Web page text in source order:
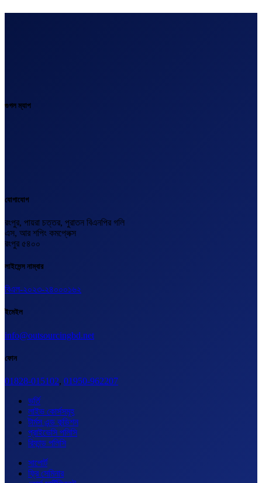
গুগল ম্যাপ
যোগাযোগ
রংপুর, পায়রা চত্তর, পুরাতন বিএনপির গলি
এস, আর শপিং কমপ্লেক্স
রংপুর ৫৪০০
লাইসেন্স নাম্বার
বিএল-২০২৩-২৪০০০১৬২
ইমেইল
info@outsourcingbd.net
ফোন
01828-015102, 01950-962207
ভর্তি
লাইভ কোর্সসমূহ
টার্মস এন্ড কন্ডিশন
প্রাইভেসি পলিসি
রিফান্ড পলিসি
সাপোর্ট
ফ্রি সেমিনার